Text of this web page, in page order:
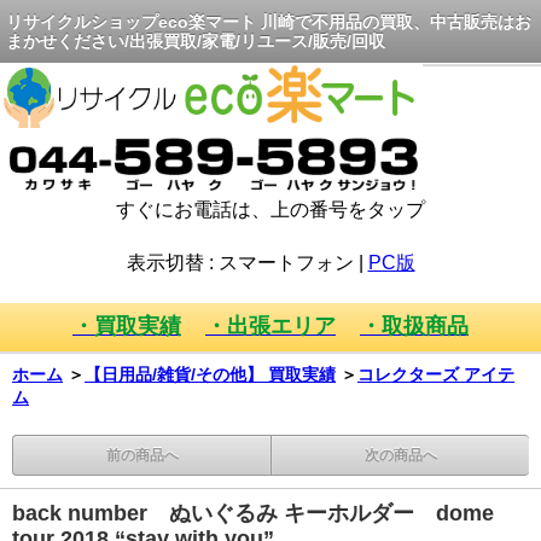
リサイクルショップeco楽マート 川崎で不用品の買取、中古販売はお
まかせください/出張買取/家電/リユース/販売/回収
すぐにお電話は、上の番号をタップ
表示切替 : スマートフォン PC版
・買取実績 ・出張エリア ・取扱商品
ホーム ＞ 【日用品/雑貨/その他】 買取実績 ＞ コレクターズ アイテ
ム
前の商品へ 次の商品へ
back number ぬいぐるみ キーホルダー dome